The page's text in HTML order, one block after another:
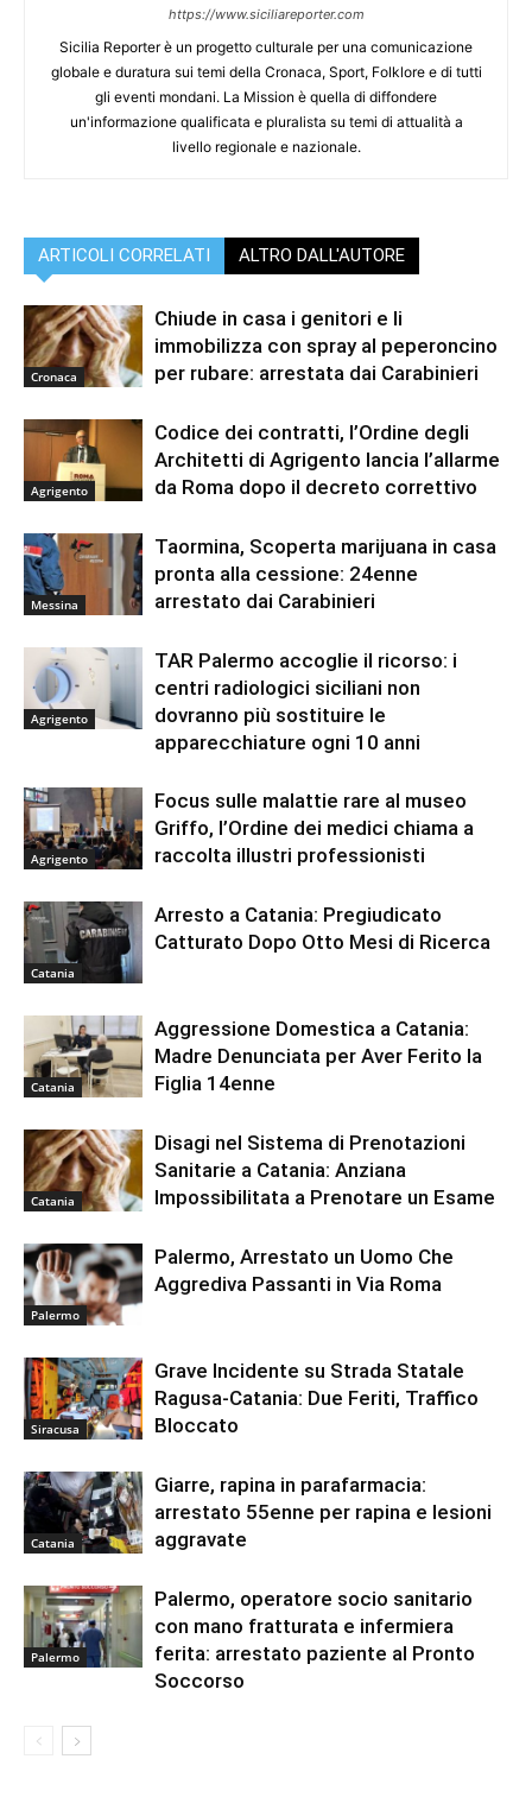
https://www.siciliareporter.com
Sicilia Reporter è un progetto culturale per una comunicazione
globale e duratura sui temi della Cronaca, Sport, Folklore e di tutti
gli eventi mondani. La Mission è quella di diffondere
un'informazione qualificata e pluralista su temi di attualità a
livello regionale e nazionale.
ARTICOLI CORRELATI ALTRO DALL'AUTORE
Cronaca
Chiude in casa i genitori e li
immobilizza con spray al peperoncino
per rubare: arrestata dai Carabinieri
Agrigento
Codice dei contratti, l’Ordine degli
Architetti di Agrigento lancia l’allarme
da Roma dopo il decreto correttivo
Messina
Taormina, Scoperta marijuana in casa
pronta alla cessione: 24enne
arrestato dai Carabinieri
Agrigento
TAR Palermo accoglie il ricorso: i
centri radiologici siciliani non
dovranno più sostituire le
apparecchiature ogni 10 anni
Agrigento
Focus sulle malattie rare al museo
Griffo, l’Ordine dei medici chiama a
raccolta illustri professionisti
Catania
Arresto a Catania: Pregiudicato
Catturato Dopo Otto Mesi di Ricerca
Catania
Aggressione Domestica a Catania:
Madre Denunciata per Aver Ferito la
Figlia 14enne
Catania
Disagi nel Sistema di Prenotazioni
Sanitarie a Catania: Anziana
Impossibilitata a Prenotare un Esame
Palermo
Palermo, Arrestato un Uomo Che
Aggrediva Passanti in Via Roma
Siracusa
Grave Incidente su Strada Statale
Ragusa-Catania: Due Feriti, Traffico
Bloccato
Catania
Giarre, rapina in parafarmacia:
arrestato 55enne per rapina e lesioni
aggravate
Palermo
Palermo, operatore socio sanitario
con mano fratturata e infermiera
ferita: arrestato paziente al Pronto
Soccorso